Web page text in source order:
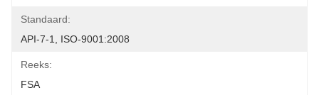
Standaard:
API-7-1, ISO-9001:2008
Reeks:
FSA